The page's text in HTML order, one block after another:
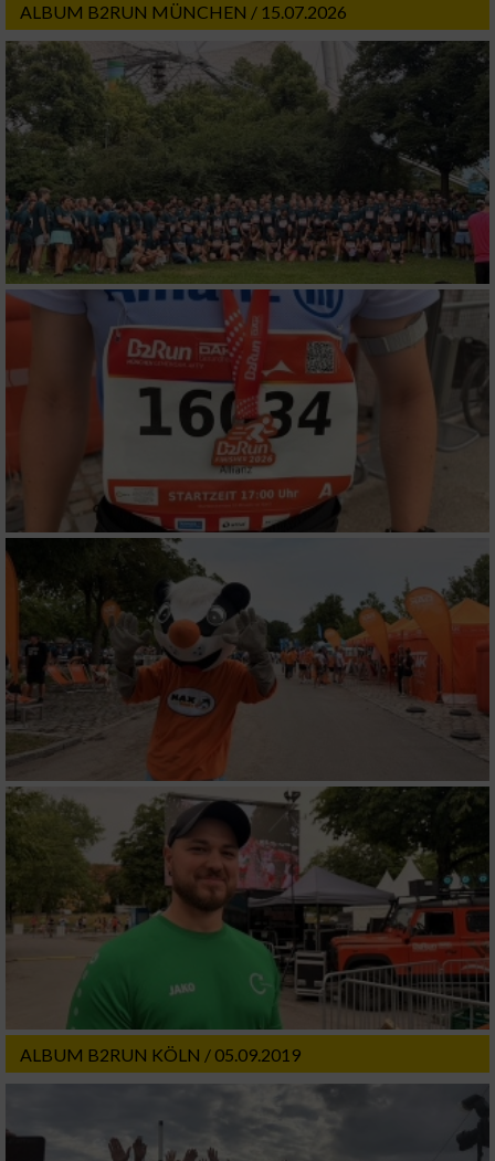
ALBUM B2RUN MÜNCHEN / 15.07.2026
ALBUM B2RUN KÖLN / 05.09.2019